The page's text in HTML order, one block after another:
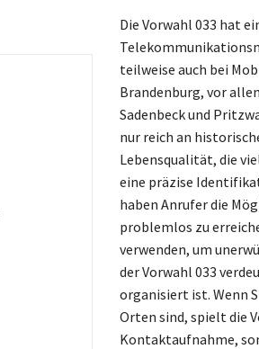
Die Vorwahl 033 hat
teilweise auch bei
Brandenburg, vor
Sadenbeck und
nur reich an
Lebensqualität, die
eine präzise
haben Anrufer die
problemlos zu
verwenden, um
der Vorwahl 033
organisiert ist. Wenn
Orten sind, spielt die
Kontaktaufnahme,